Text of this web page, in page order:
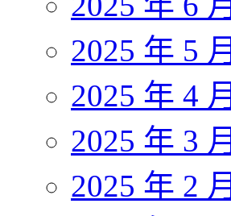
2025 年 5 月
2025 年 4 月
2025 年 3 月
2025 年 2 月